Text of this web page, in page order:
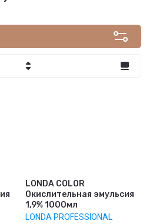
LONDA COLOR
Окислительная эмульсия
1,9% 1000мл
LONDA PROFESSIONAL